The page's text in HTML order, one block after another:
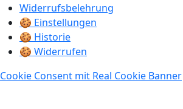
Widerrufsbelehrung
🍪 Einstellungen
🍪 Historie
🍪 Widerrufen
Cookie Consent mit Real Cookie Banner